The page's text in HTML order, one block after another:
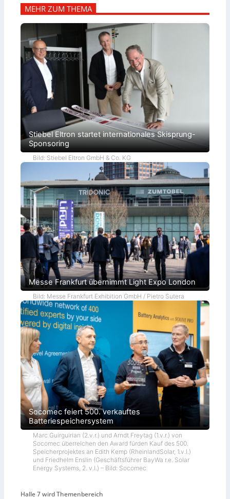
MEHR ZUM THEMA
Stiebel Eltron startet internationales Skisprung-
Sponsoring
Bild: Stiebel Eltron GmbH & Co. KG
Messe Frankfurt übernimmt Light Expo London
Bild: Messe Frankfurt Exhibition GmbH / Pietro Sutera
Socomec feiert 500. verkauftes
Batteriespeichersystem
Marc Guirguirian (2.v.r.) und Arndt Freytag (1.v.r.) von
Socomec überreichen den Award fürden Kauf des 500.
Speicherprojektes an Edith Kemp (RheinlandSolar, 1.v.l.)
und Friedhelm Enslin (Geschäftsführer BayWa r.e. Solar
Energy Systems, 2. v.l.) – Bild: Socomec
Halle 7 wird Themenbereich